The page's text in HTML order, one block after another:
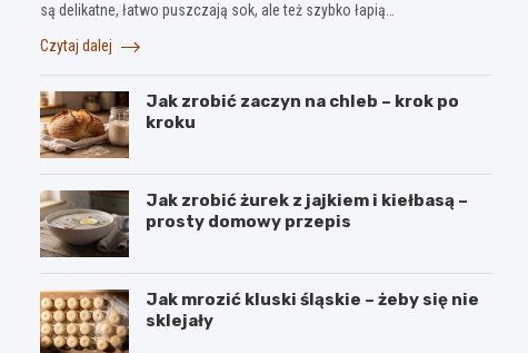
są delikatne, łatwo puszczają sok, ale też szybko łapią…
Czytaj dalej
Jak zrobić zaczyn na chleb – krok po
kroku
Jak zrobić żurek z jajkiem i kiełbasą –
prosty domowy przepis
Jak mrozić kluski śląskie – żeby się nie
sklejały